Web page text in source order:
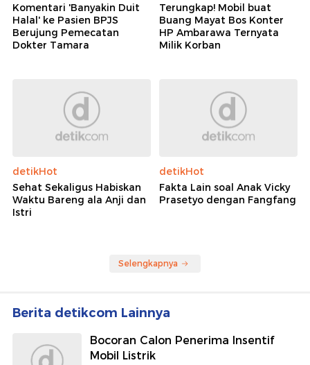
Komentari 'Banyakin Duit
Halal' ke Pasien BPJS
Berujung Pemecatan
Dokter Tamara
Terungkap! Mobil buat
Buang Mayat Bos Konter
HP Ambarawa Ternyata
Milik Korban
detikHot
Sehat Sekaligus Habiskan
Waktu Bareng ala Anji dan
Istri
detikHot
Fakta Lain soal Anak Vicky
Prasetyo dengan Fangfang
Selengkapnya
Berita detikcom Lainnya
Bocoran Calon Penerima Insentif
Mobil Listrik